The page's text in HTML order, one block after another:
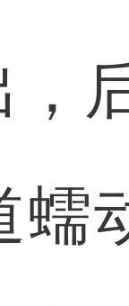
，
蠕